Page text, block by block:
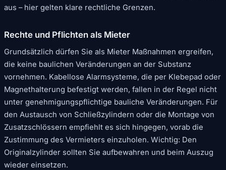
aus – hier gelten klare rechtliche Grenzen.
Rechte und Pflichten als Mieter
Grundsätzlich dürfen Sie als Mieter Maßnahmen ergreifen,
die keine baulichen Veränderungen an der Substanz
vornehmen. Kabellose Alarmsysteme, die per Klebepad oder
Magnethalterung befestigt werden, fallen in der Regel nicht
unter genehmigungspflichtige bauliche Veränderungen. Für
den Austausch von Schließzylindern oder die Montage von
Zusatzschlössern empfiehlt es sich hingegen, vorab die
Zustimmung des Vermieters einzuholen. Wichtig: Den
Originalzylinder sollten Sie aufbewahren und beim Auszug
wieder einsetzen.